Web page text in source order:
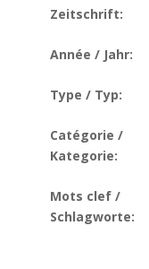
Zeitschrift:
Année / Jahr:
Type / Typ:
Catégorie /
Kategorie:
Mots clef /
Schlagworte: